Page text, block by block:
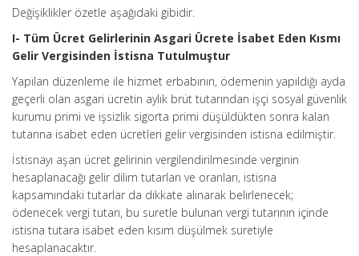
Değişiklikler özetle aşağıdaki gibidir.
I- Tüm Ücret Gelirlerinin Asgari Ücrete İsabet Eden Kısmı
Gelir Vergisinden İstisna Tutulmuştur
Yapılan düzenleme ile hizmet erbabının, ödemenin yapıldığı ayda
geçerli olan asgari ücretin aylık brüt tutarından işçi sosyal güvenlik
kurumu primi ve işsizlik sigorta primi düşüldükten sonra kalan
tutarına isabet eden ücretleri gelir vergisinden istisna edilmiştir.
İstisnayı aşan ücret gelirinin vergilendirilmesinde verginin
hesaplanacağı gelir dilim tutarları ve oranları, istisna
kapsamındaki tutarlar da dikkate alınarak belirlenecek;
ödenecek vergi tutarı, bu suretle bulunan vergi tutarının içinde
istisna tutara isabet eden kısım düşülmek suretiyle
hesaplanacaktır.